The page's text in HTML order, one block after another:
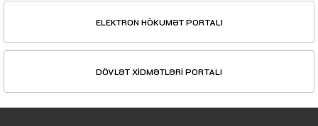
ELEKTRON HÖKUMƏT PORTALI
DÖVLƏT XİDMƏTLƏRİ PORTALI